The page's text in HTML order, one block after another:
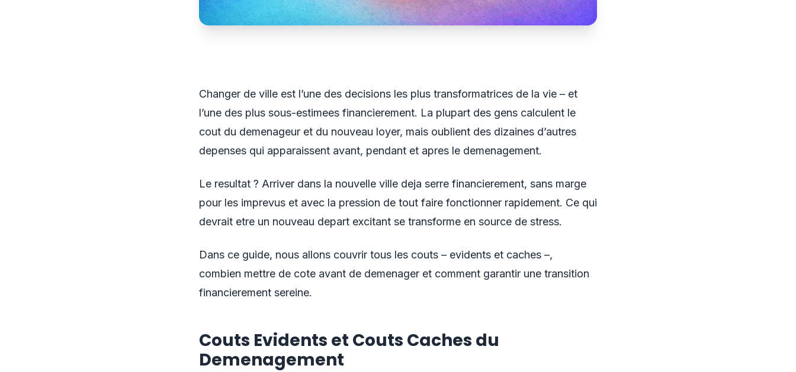
Changer de ville est l’une des decisions les plus transformatrices de la vie – et
l’une des plus sous-estimees financierement. La plupart des gens calculent le
cout du demenageur et du nouveau loyer, mais oublient des dizaines d’autres
depenses qui apparaissent avant, pendant et apres le demenagement.
Le resultat ? Arriver dans la nouvelle ville deja serre financierement, sans marge
pour les imprevus et avec la pression de tout faire fonctionner rapidement. Ce qui
devrait etre un nouveau depart excitant se transforme en source de stress.
Dans ce guide, nous allons couvrir tous les couts – evidents et caches –,
combien mettre de cote avant de demenager et comment garantir une transition
financierement sereine.
Couts Evidents et Couts Caches du
Demenagement